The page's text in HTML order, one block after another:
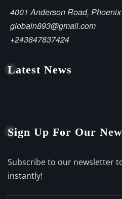
4001 Anderson Road,
globaln893@gmail.com
+243847837424
Latest News
Sign Up For Our
Subscribe to our newsletter
instantly!